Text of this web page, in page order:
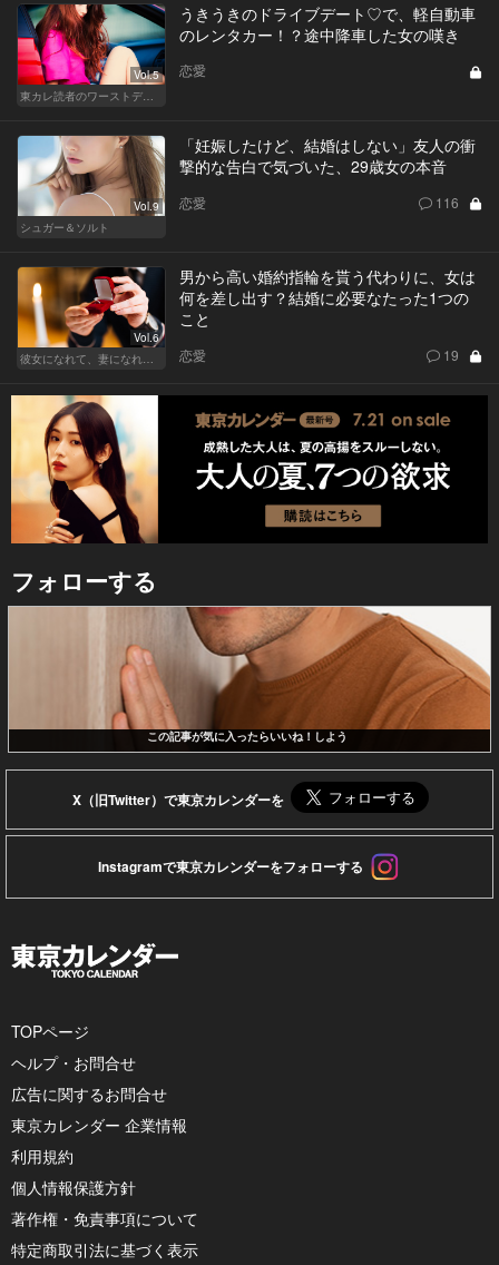
Vol.5
うきうきのドライブデート♡で、軽自動車
のレンタカー！？途中降車した女の嘆き
恋愛
Vol.9
シュガー＆ソルト
「妊娠したけど、結婚はしない」友人の衝
撃的な告白で気づいた、29歳女の本音
恋愛 116
Vol.6
男から高い婚約指輪を貰う代わりに、女は
何を差し出す？結婚に必要なたった1つの
こと
恋愛 19
フォローする
この記事が気に入ったらいいね！しよう
X（旧Twitter）で東京カレンダーを
Instagramで東京カレンダーをフォローする
TOPページ
ヘルプ・お問合せ
広告に関するお問合せ
東京カレンダー 企業情報
利用規約
個人情報保護方針
著作権・免責事項について
特定商取引法に基づく表示